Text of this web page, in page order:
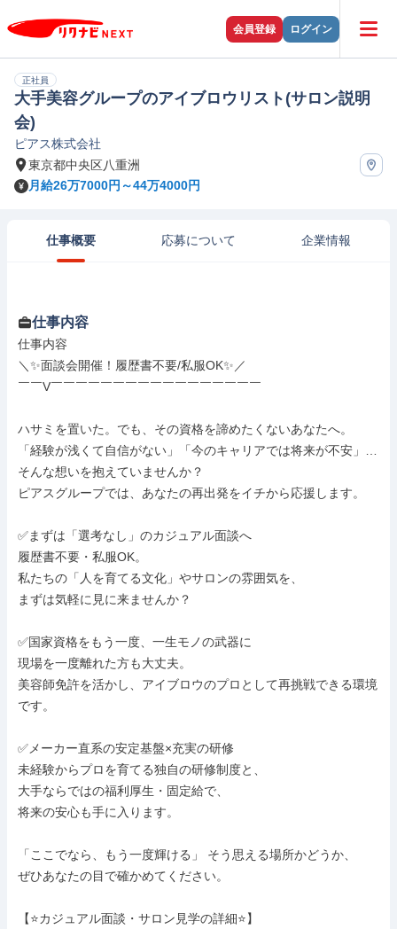
会員登録 ログイン
正社員
大手美容グループのアイブロウリスト(サロン説明
会)
ピアス株式会社
東京都中央区八重洲
月給26万7000円～44万4000円
仕事概要 応募について 企業情報
仕事内容
仕事内容
＼✨面談会開催！履歴書不要/私服OK✨／
￣￣V￣￣￣￣￣￣￣￣￣￣￣￣￣￣￣￣￣
ハサミを置いた。でも、その資格を諦めたくないあなたへ。
「経験が浅くて自信がない」「今のキャリアでは将来が不安」…
そんな想いを抱えていませんか？
ピアスグループでは、あなたの再出発をイチから応援します。
✅まずは「選考なし」のカジュアル面談へ
履歴書不要・私服OK。
私たちの「人を育てる文化」やサロンの雰囲気を、
まずは気軽に見に来ませんか？
✅国家資格をもう一度、一生モノの武器に
現場を一度離れた方も大丈夫。
美容師免許を活かし、アイブロウのプロとして再挑戦できる環境
です。
✅メーカー直系の安定基盤×充実の研修
未経験からプロを育てる独自の研修制度と、
大手ならではの福利厚生・固定給で、
将来の安心も手に入ります。
「ここでなら、もう一度輝ける」 そう思える場所かどうか、
ぜひあなたの目で確かめてください。
【⭐カジュアル面談・サロン見学の詳細⭐】